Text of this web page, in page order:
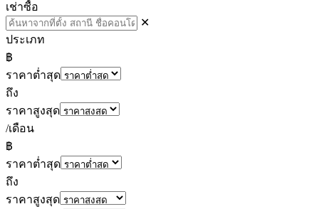
เช่าซื้อ
✕
ประเภท
฿
ราคาต่ำสุด
ถึง
ราคาสูงสุด
/เดือน
฿
ราคาต่ำสุด
ถึง
ราคาสูงสุด